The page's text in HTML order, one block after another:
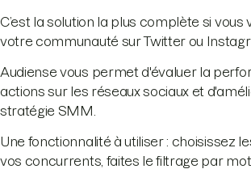
C’est la solution la plus complète si
votre communauté sur Twitter ou
Audiense vous permet d'évaluer la
actions sur les réseaux sociaux et
stratégie SMM.
Une fonctionnalité à utiliser : choisissez
vos concurrents, faites le filtrage par